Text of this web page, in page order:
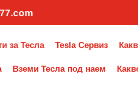
за Тесла Tesla Сервиз
Вземи Тесла под наем